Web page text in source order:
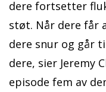
dere fortsetter
støt. Når dere får
dere snur og går
dere, sier Jeremy
episode fem av